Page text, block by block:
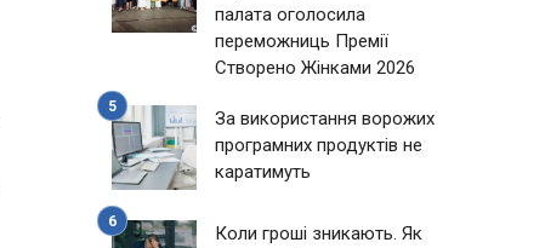
палата оголосила
переможниць Премії
Створено Жінками 2026
За використання ворожих
програмних продуктів не
каратимуть
Коли гроші зникають. Як